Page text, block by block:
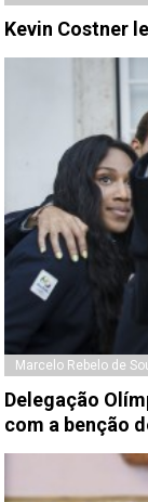
Kevin Costner
Marcelo Rebelo de
Delegação
com a benção